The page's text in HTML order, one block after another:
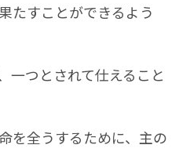
たすことができるよう
一つとされて仕えること
を全うするために、主の